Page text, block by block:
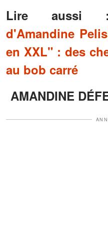
Lire
d'Amandine
en XXL" : des
au bob carré
AMANDINE